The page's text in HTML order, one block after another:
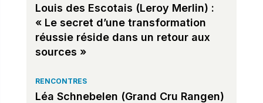
Louis des Escotais (Leroy Merlin) :
« Le secret d’une transformation
réussie réside dans un retour aux
sources »
RENCONTRES
Léa Schnebelen (Grand Cru Rangen)